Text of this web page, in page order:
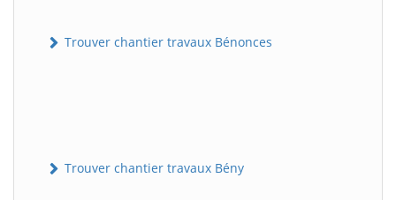
Trouver chantier travaux Bénonces
Trouver chantier travaux Bény